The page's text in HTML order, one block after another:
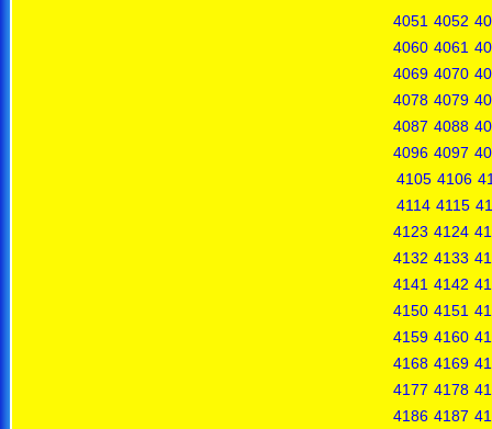
4051 4052
4060 4061
4069 4070
4078 4079
4087 4088
4096 4097
4105 4106
4114 4115
4123 4124
4132 4133
4141 4142
4150 4151
4159 4160
4168 4169
4177 4178
4186 4187